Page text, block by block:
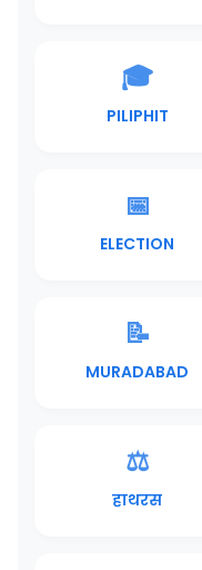
🎓
PILIPHIT
📅
ELECTION
📝
MURADABAD
⚖️
हाथरस